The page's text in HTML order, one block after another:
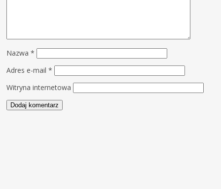
Nazwa*
Adres e-mail*
Witryna internetowa